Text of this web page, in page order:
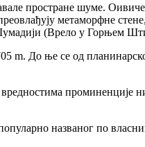
простране шуме.
метаморфне
(Врело у Горњем
m. До ње се од
проминенције
названог по